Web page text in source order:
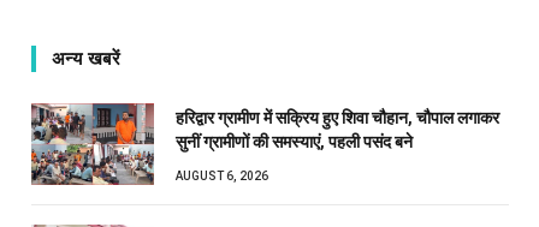
अन्य खबरें
हरिद्वार ग्रामीण में सक्रिय हुए शिवा चौहान, चौपाल लगाकर
सुनीं ग्रामीणों की समस्याएं, पहली पसंद बने
AUGUST 6, 2026